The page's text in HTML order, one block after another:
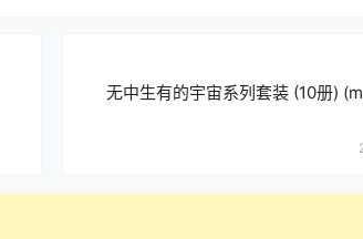
无中生有的宇宙系列套装 (10册)